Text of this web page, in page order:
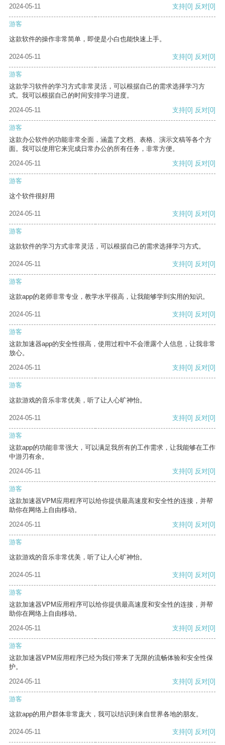
2024-05-11 支持[0] 反对[0]
游客
这款软件的操作非常简单，即使是小白也能快速上手。
2024-05-11 支持[0] 反对[0]
游客
这款学习软件的学习方式非常灵活，可以根据自己的需求选择学习方
式。我可以根据自己的时间安排学习进度。
2024-05-11
支持[0] 反对[0]
游客
这款办公软件的功能非常全面，涵盖了文档、表格、演示文稿等各个方
面。我可以使用它来完成日常办公的所有任务，非常方便。
2024-05-11
支持[0] 反对[0]
游客
这个软件很好用
2024-05-11 支持[0] 反对[0]
游客
这款软件的学习方式非常灵活，可以根据自己的需求选择学习方式。
2024-05-11 支持[0] 反对[0]
游客
这款app的老师非常专业，教学水平很高，让我能够学到实用的知识。
2024-05-11 支持[0] 反对[0]
游客
这款加速器app的安全性很高，使用过程中不会泄露个人信息，让我非常
放心。
2024-05-11
支持[0] 反对[0]
游客
这款游戏的音乐非常优美，听了让人心旷神怡。
2024-05-11 支持[0] 反对[0]
游客
这款app的功能非常强大，可以满足我所有的工作需求，让我能够在工作
中游刃有余。
2024-05-11
支持[0] 反对[0]
游客
这款加速器VPM应用程序可以给你提供最高速度和安全性的连接，并帮
助你在网络上自由移动。
2024-05-11
支持[0] 反对[0]
游客
这款游戏的音乐非常优美，听了让人心旷神怡。
2024-05-11 支持[0] 反对[0]
游客
这款加速器VPM应用程序可以给你提供最高速度和安全性的连接，并帮
助你在网络上自由移动。
2024-05-11
支持[0] 反对[0]
游客
这款加速器VPM应用程序已经为我们带来了无限的流畅体验和安全性保
护。
2024-05-11
支持[0] 反对[0]
游客
这款app的用户群体非常庞大，我可以结识到来自世界各地的朋友。
2024-05-11 支持[0] 反对[0]